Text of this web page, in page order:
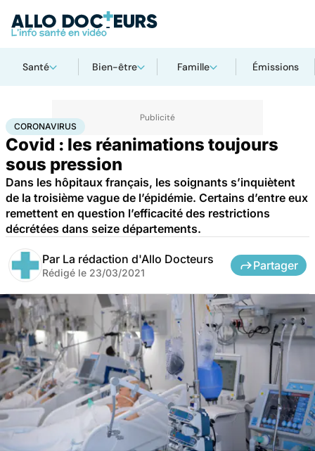
Santé Bien-être Famille Émissions
AccueilSantéCoronavirus
CORONAVIRUS
Covid : les réanimations toujours
sous pression
Dans les hôpitaux français, les soignants s’inquiètent
de la troisième vague de l’épidémie. Certains d’entre eux
remettent en question l’efficacité des restrictions
décrétées dans seize départements.
Par La rédaction d'Allo Docteurs
Rédigé le 23/03/2021
Partager